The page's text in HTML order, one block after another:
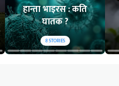
हान्ता भाइरस : कति
घातक ?
8STORIES